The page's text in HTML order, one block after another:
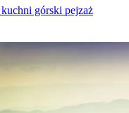
górski pejzaż